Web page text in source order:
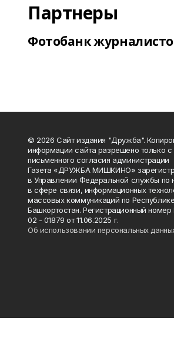
Партнеры
Фотобанк
© 2026 Сайт издания "Дружба".
информации сайта разрешено только с
письменного согласия администрации
Газета «ДРУЖБА МИШКИНО»
в Управлении Федеральной службы по
в сфере связи, информационных
массовых коммуникаций по Республике
Башкортостан. Регистрационный
02 - 01879 от 11.06.2025 г.
Об использовании персональных